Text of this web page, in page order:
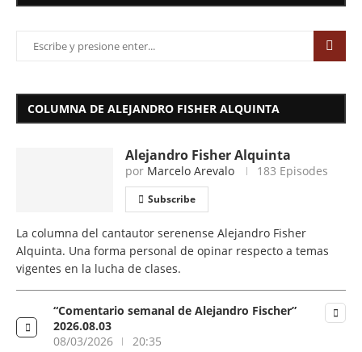
COLUMNA DE ALEJANDRO FISHER ALQUINTA
Alejandro Fisher Alquinta
por Marcelo Arevalo 183 Episodes
Subscribe
La columna del cantautor serenense Alejandro Fisher
Alquinta. Una forma personal de opinar respecto a temas
vigentes en la lucha de clases.
“Comentario semanal de Alejandro Fischer”
2026.08.03
08/03/2026
20:35